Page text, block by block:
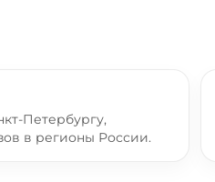
Петербургу,
в регионы России.